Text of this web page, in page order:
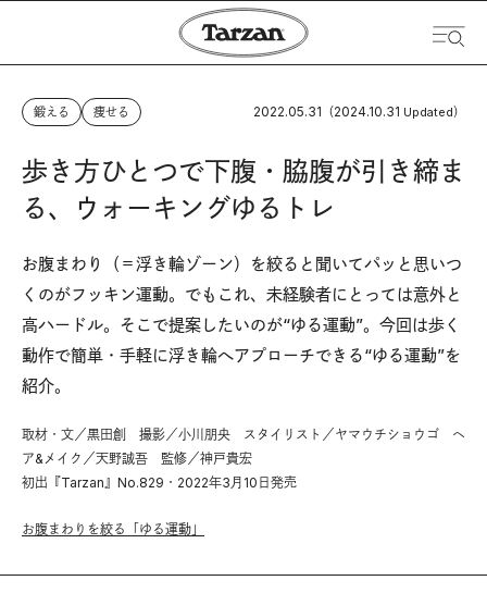
鍛える 痩せる 2022.05.31 （2024.10.31 Updated）
歩き方ひとつで下腹・脇腹が引き締ま
る、ウォーキングゆるトレ
お腹まわり（＝浮き輪ゾーン）を絞ると聞いてパッと思いつ
くのがフッキン運動。でもこれ、未経験者にとっては意外と
高ハードル。そこで提案したいのが“ゆる運動”。今回は歩く
動作で簡単・手軽に浮き輪へアプローチできる“ゆる運動”を
紹介。
取材・文／黒田創 撮影／小川朋央 スタイリスト／ヤマウチショウゴ ヘ
ア&メイク／天野誠吾 監修／神戸貴宏
初出『Tarzan』No.829・2022年3月10日発売
お腹まわりを絞る「ゆる運動」